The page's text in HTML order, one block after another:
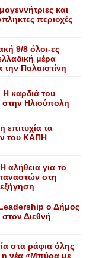
και
περιοχές
9/8 όλοι-ες
μέρα
την Παλαιστίνη
καρδιά του
στην Ηλιούπολη
τα
του KAΠH
αλήθεια για το
στη
ο Δήμος
Διεθνή
στα ράφια όλης
νέα «Μπύρα με